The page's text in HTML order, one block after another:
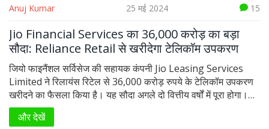
Anuj Kumar 25 मई 2024 15
Jio Financial Services का 36,000 करोड़ का बड़ा
सौदा: Reliance Retail से खरीदेगा टेलिकॉम उपकरण
जियो फाइनैंशल सर्विसेज की सहायक कंपनी Jio Leasing Services
Limited ने रिलायंस रिटेल से 36,000 करोड़ रुपये के टेलिकॉम उपकरण
खरीदने का फैसला किया है। यह सौदा अगले दो वित्तीय वर्षों में पूरा होगा।
Jio के ग्राहकों को यह उपकरण ऑपरेटिंग लीज के तहत मिलेंगे, जिसमें
इंस्टॉलेशन, मेन्टेनेंस, सपोर्ट, और अपडेट शामिल होंगे।
और देखें